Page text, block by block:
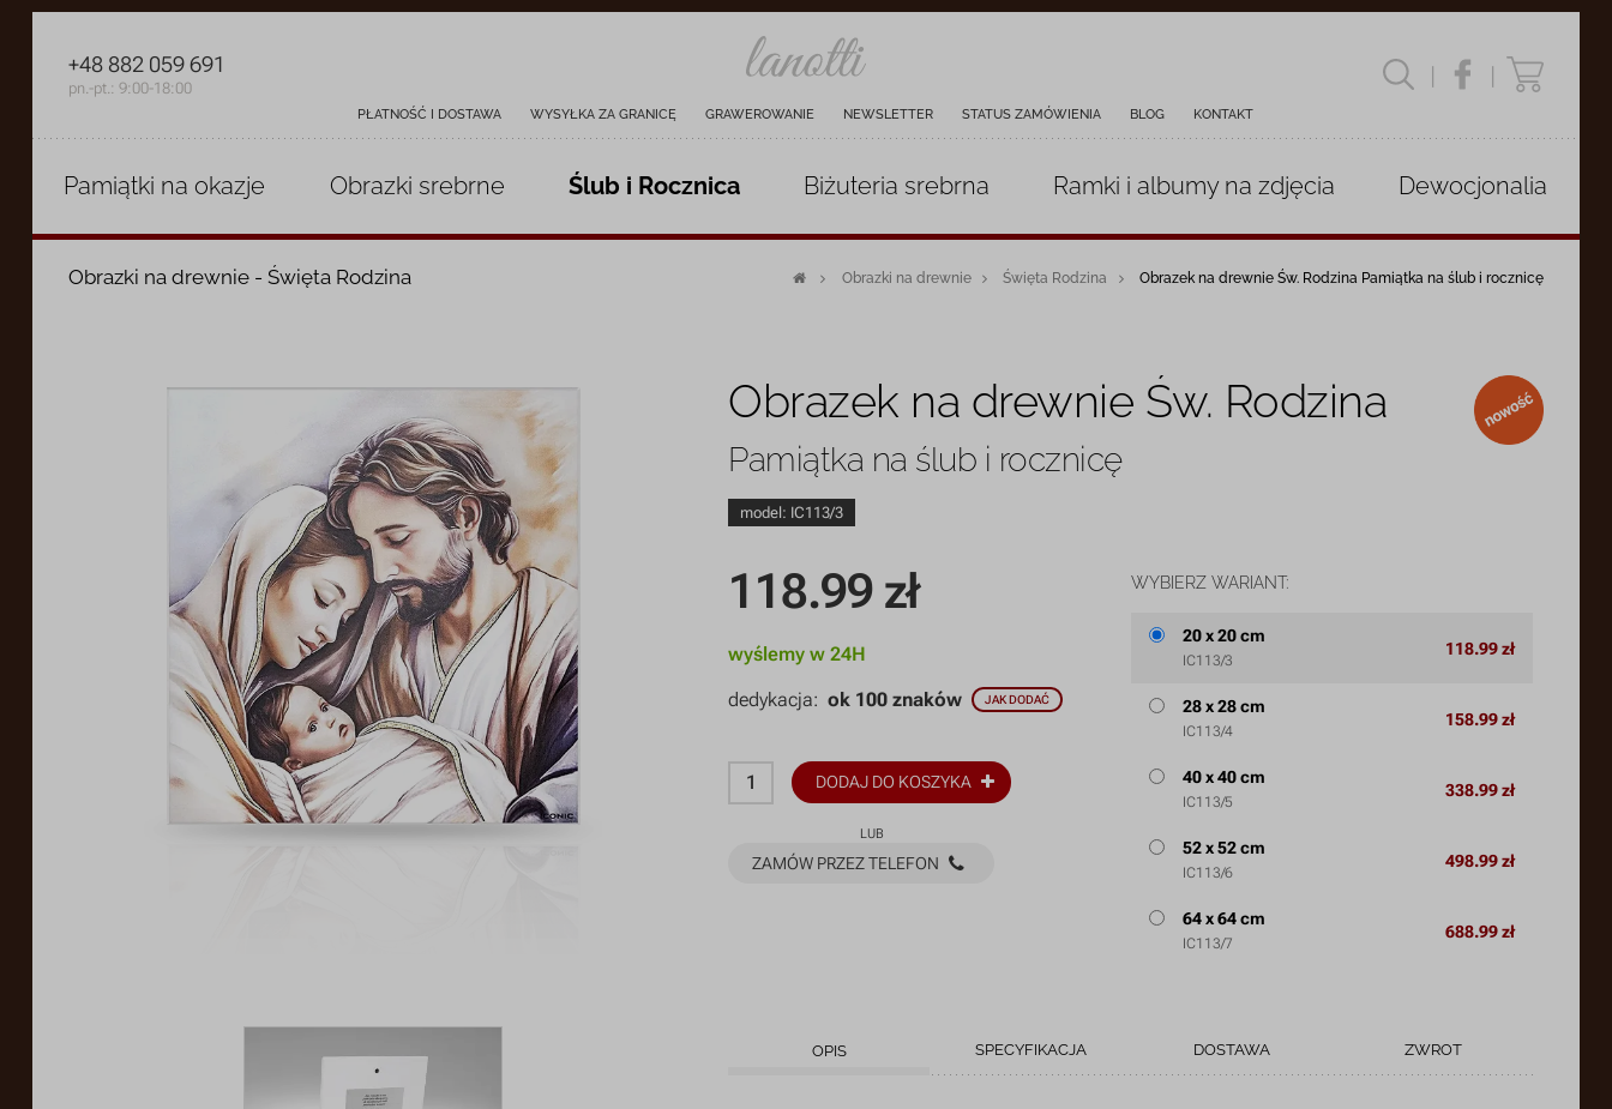
PŁATNOŚĆ I DOSTAWA WYSYŁKA ZA GRANICĘ GRAWEROWANIE NEWSLETTER STATUS ZAMÓWIENIA BLOG KONTAKT
| |
+48 882 059 691
pn.-pt.: 9:00-18:00
Pamiątki na okazje Obrazki srebrne Ślub i Rocznica Biżuteria srebrna Ramki i albumyna zdjęcia Dewocjonalia
Obrazki na drewnie - Święta Rodzina Obrazki na drewnie Święta Rodzina Obrazek na drewnie Św. Rodzina Pamiątka na ślub i rocznicę
Obrazek na drewnie Św. Rodzina
Pamiątka na ślub i rocznicę
model: IC113/3
118.99 zł
wyślemy w 24H
dedykacja:ok 100 znaków JAK DODAĆ
DODAJ DO KOSZYKA
LUB
ZAMÓW PRZEZ TELEFON
WYBIERZ WARIANT:
20 x 20 cm
IC113/3
118.99 zł
28 x 28 cm
IC113/4
158.99 zł
40 x 40 cm
IC113/5
338.99 zł
52 x 52 cm
IC113/6
498.99 zł
64 x 64 cm
IC113/7
688.99 zł
OPIS SPECYFIKACJA DOSTAWA ZWROT